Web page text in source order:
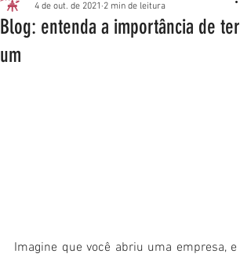
Blog: entenda a importância de ter
um
4 de out. de 2021 2 min de leitura
Imagine que você abriu uma empresa, e